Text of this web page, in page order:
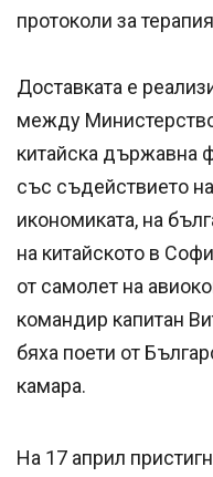
протоколи за
Доставката е
между
китайска държавна
със съдействието
икономиката, на
на китайското в
от самолет на
командир капитан
бяха поети от
камара.
На 17 април